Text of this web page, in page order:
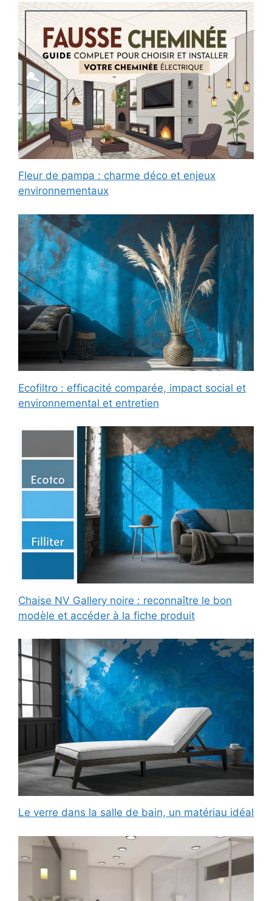
Fleur de pampa : charme déco et enjeux
environnementaux
Ecofiltro : efficacité comparée, impact social et
environnemental et entretien
Chaise NV Gallery noire : reconnaître le bon
modèle et accéder à la fiche produit
Le verre dans la salle de bain, un matériau idéal